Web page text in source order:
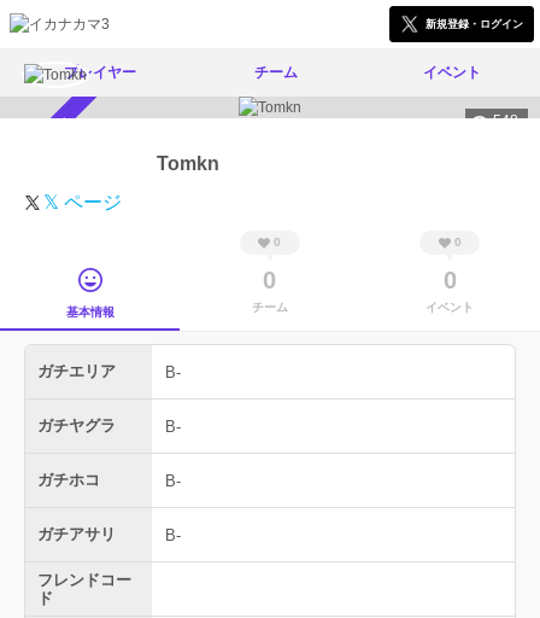
新規登録・ログイン
プレイヤー チーム イベント
548
Tomkn
𝕏 ページ
基本情報
0
0
チーム
0
0
イベント
ガチエリア B-
ガチヤグラ B-
ガチホコ B-
ガチアサリ B-
フレンドコー
ド